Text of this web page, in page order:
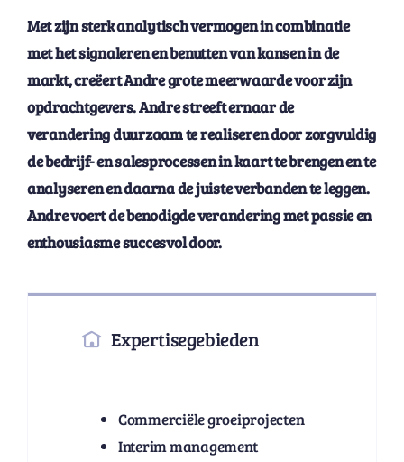
Met zijn sterk analytisch vermogen in combinatie
met het signaleren en benutten van kansen in de
markt, creëert Andre grote meerwaarde voor zijn
opdrachtgevers. Andre streeft ernaar de
verandering duurzaam te realiseren door zorgvuldig
de bedrijf- en salesprocessen in kaart te brengen en te
analyseren en daarna de juiste verbanden te leggen.
Andre voert de benodigde verandering met passie en
enthousiasme succesvol door.
Expertisegebieden
Commerciële groeiprojecten
Interim management